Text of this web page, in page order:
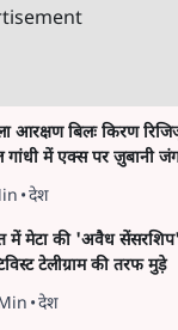
आरक्षण बिलः किरण
गांधी में एक्स पर ज़ुबानी
•देश
में मेटा की 'अवैध
टेलीग्राम की तरफ मुड़े
•देश